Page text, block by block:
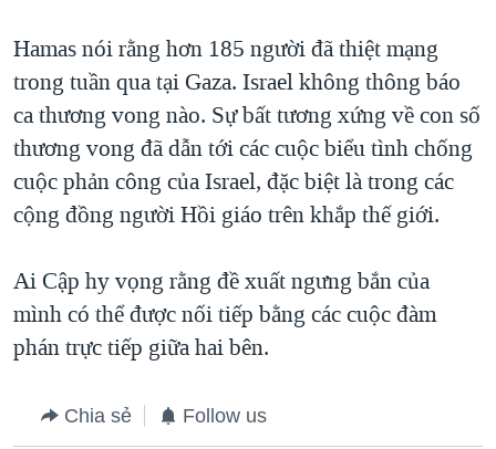
Hamas nói rằng hơn 185 người đã thiệt mạng
trong tuần qua tại Gaza. Israel không thông báo
ca thương vong nào. Sự bất tương xứng về con số
thương vong đã dẫn tới các cuộc biểu tình chống
cuộc phản công của Israel, đặc biệt là trong các
cộng đồng người Hồi giáo trên khắp thế giới.
Ai Cập hy vọng rằng đề xuất ngưng bắn của
mình có thể được nối tiếp bằng các cuộc đàm
phán trực tiếp giữa hai bên.
Chia sẻ Follow us